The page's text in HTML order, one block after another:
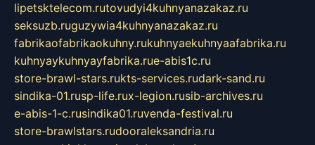
lipetsktelecom.rutovudyi4kuhnyanazakaz.ru
seksuzb.ruguzywia4kuhnyanazakaz.ru
fabrikaofabrikaokuhny.rukuhnyaekuhnyaafabrika.ru
kuhnyaykuhnyayfabrika.rue-abis1c.ru
store-brawl-stars.rukts-services.rudark-sand.ru
sindika-01.rusp-life.rux-legion.rusib-archives.ru
e-abis-1-c.rusindika01.ruvenda-festival.ru
store-brawlstars.rudooraleksandria.ru